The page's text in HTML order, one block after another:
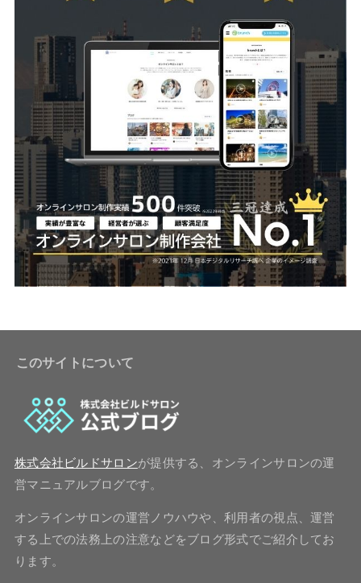
このサイトについて
株式会社ビルドサロンが提供する、オンラインサロンの運
営マニュアルブログです。
オンラインサロンの運営ノウハウや、利用者の視点、運営
する上での法務上の注意などをブログ形式でご紹介してお
ります。